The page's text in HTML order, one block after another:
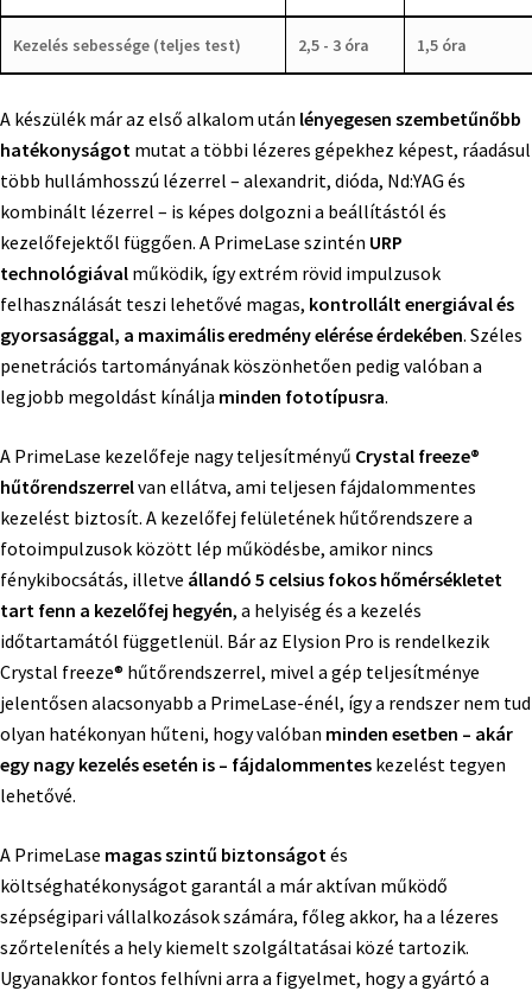
Kezelés sebessége (teljes test) 2,5 - 3 óra 1,5 óra
A készülék már az első alkalom után lényegesen szembetűnőbb
hatékonyságot mutat a többi lézeres gépekhez képest, ráadásul
több hullámhosszú lézerrel – alexandrit, dióda, Nd:YAG és
kombinált lézerrel – is képes dolgozni a beállítástól és
kezelőfejektől függően. A PrimeLase szintén URP
technológiával működik, így extrém rövid impulzusok
felhasználását teszi lehetővé magas, kontrollált energiával és
gyorsasággal, a maximális eredmény elérése érdekében. Széles
penetrációs tartományának köszönhetően pedig valóban a
legjobb megoldást kínálja minden fototípusra.
A PrimeLase kezelőfeje nagy teljesítményű Crystal freeze®
hűtőrendszerrelvan ellátva, ami teljesen fájdalommentes
kezelést biztosít. A kezelőfej felületének hűtőrendszere a
fotoimpulzusok között lép működésbe, amikor nincs
fénykibocsátás, illetve állandó 5 celsius fokos hőmérsékletet
tart fenn a kezelőfej hegyén, a helyiség és a kezelés
időtartamától függetlenül. Bár az Elysion Pro is rendelkezik
Crystal freeze® hűtőrendszerrel, mivel a gép teljesítménye
jelentősen alacsonyabb a PrimeLase-énél, így a rendszer nem tud
olyan hatékonyan hűteni, hogy valóban minden esetben – akár
egy nagy kezelés esetén is – fájdalommentes kezelést tegyen
lehetővé.
A PrimeLase magas szintű biztonságot és
költséghatékonyságot garantál a már aktívan működő
szépségipari vállalkozások számára, főleg akkor, ha a lézeres
szőrtelenítés a hely kiemelt szolgáltatásai közé tartozik.
Ugyanakkor fontos felhívni arra a figyelmet, hogy a gyártó a